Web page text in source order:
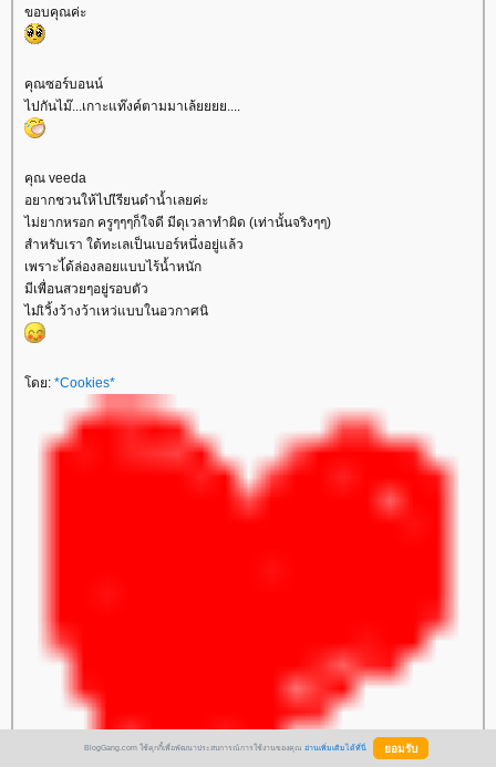
ขอบคุณค่ะ
คุณซอร์บอนน์
ไปกันไม๊...เกาะแท๊งค์ตามมาเล้ยยยย....
คุณ veeda
อยากชวนให้ไปเีรียนดำน้ำเลยค่ะ
ไม่ยากหรอก ครูๆๆๆก็ใจดี มีดุเวลาทำผิด (เท่านั้นจริงๆๆ)
สำหรับเรา ใต้ทะเลเป็นเบอร์หนึ่งอยู่แล้ว
เพราะไ้ด้ล่องลอยแบบไร้น้ำหนัก
มีเพื่อนสวยๆอยู่รอบตัว
ไม่เิวิ้งว้างว้าเหว่แบบในอวกาศนิ
ดย: *Cookies*
BlogGang.com ใช้คุกกี้เพื่อพัฒนาประสบการณ์การใช้งานของคุณ อ่านเพิ่มเติมได้ที่นี่